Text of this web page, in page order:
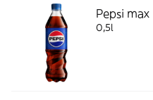
Pepsi max
0,5l